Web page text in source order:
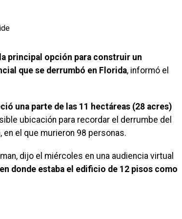
principal opción para construir un
que se derrumbó en Florida, informó el
una parte de las 11 hectáreas (28 acres)
ubicación para recordar el derrumbe del
en el que murieron 98 personas.
dijo el miércoles en una audiencia virtual
donde estaba el edificio de 12 pisos como